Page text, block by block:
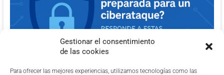
Gestionar el consentimiento
de las cookies
Para ofrecer las mejores experiencias, utilizamos tecnologías como las